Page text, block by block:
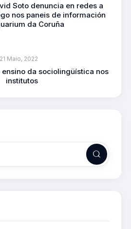
Soto denuncia en redes a
nos paneis de información
da Coruña
21 Maio, 2022
da sociolingüística nos
institutos